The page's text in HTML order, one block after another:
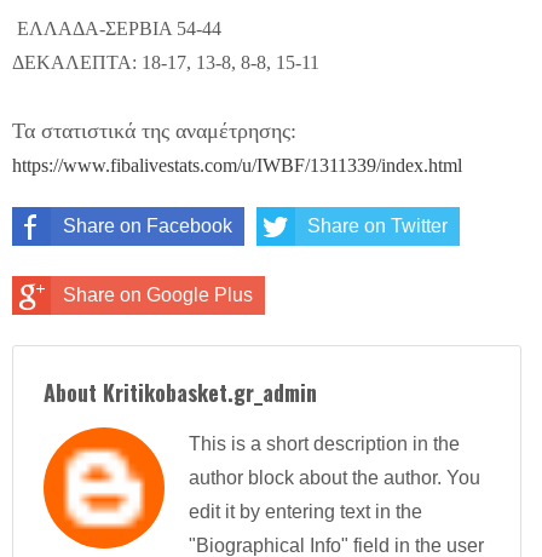
ΕΛΛΑΔΑ-ΣΕΡΒΙΑ 54-44
ΔΕΚΑΛΕΠΤΑ: 18-17, 13-8, 8-8, 15-11
Τα στατιστικά της αναμέτρησης:
https://www.fibalivestats.com/u/IWBF/1311339/index.html
Share on Facebook Share on Twitter
Share on Google Plus
About Kritikobasket.gr_admin
This is a short description in the
author block about the author. You
edit it by entering text in the
"Biographical Info" field in the user